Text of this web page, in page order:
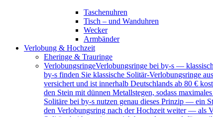
Taschenuhren
Tisch – und Wanduhren
Wecker
Armbänder
Verlobung & Hochzeit
Eheringe & Trauringe
VerlobungsringeVerlobungsringe bei by-s —
by-s finden Sie klassische Solitär-Verlobungsringe
versichert und ist innerhalb Deutschlands ab 80 €
den Stein mit dünnen Metallstegen, sodass
Solitäre bei by-s nutzen genau dieses Prinzip — ein
den Verlobungsring nach der Hochzeit weiter — als